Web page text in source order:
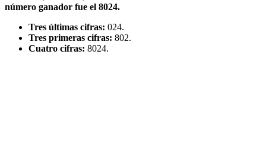
número ganador fue el 8024.
Tres últimas cifras: 024.
Tres primeras cifras: 802.
Cuatro cifras: 8024.